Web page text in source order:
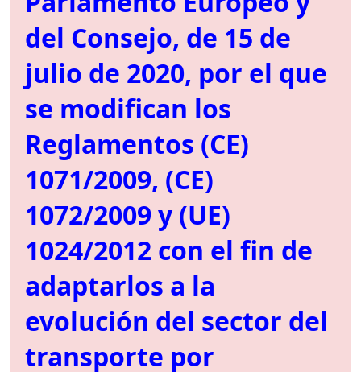
del Consejo, de 15 de
julio de 2020, por el que
se modifican los
Reglamentos (CE)
1071/2009, (CE)
1072/2009 y (UE)
1024/2012 con el fin de
adaptarlos a la
evolución del sector del
transporte por